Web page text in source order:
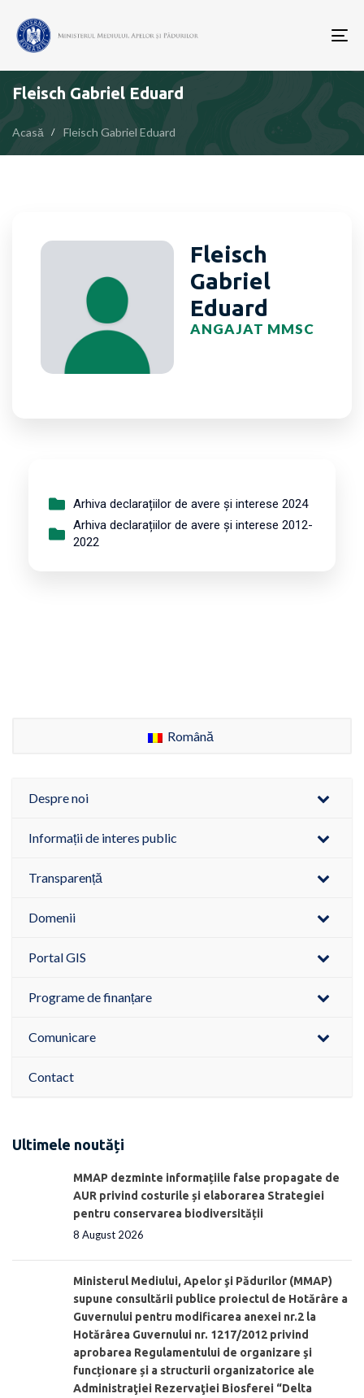
Fleisch Gabriel Eduard
Acasă Fleisch Gabriel Eduard
Fleisch
Gabriel
Eduard
ANGAJAT MMSC
Arhiva declarațiilor de avere și interese 2024
Arhiva declarațiilor de avere și interese 2012-
2022
Română
Despre noi
Informații de interes public
Transparență
Domenii
Portal GIS
Programe de finanțare
Comunicare
Contact
Ultimele noutăți
MMAP dezminte informațiile false propagate de
AUR privind costurile și elaborarea Strategiei
pentru conservarea biodiversității
8 August 2026
Ministerul Mediului, Apelor şi Pădurilor (MMAP)
supune consultării publice proiectul de Hotărâre a
Guvernului pentru modificarea anexei nr.2 la
Hotărârea Guvernului nr. 1217/2012 privind
aprobarea Regulamentului de organizare şi
funcționare și a structurii organizatorice ale
Administraţiei Rezervaţiei Biosferei “Delta